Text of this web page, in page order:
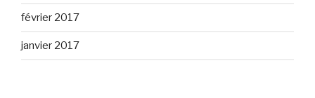
février 2017
janvier 2017